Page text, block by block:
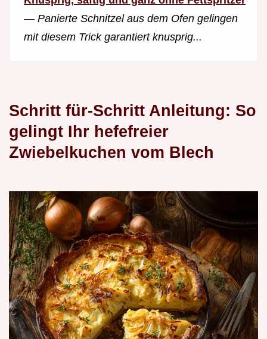
— Panierte Schnitzel aus dem Ofen gelingen
mit diesem Trick garantiert knusprig...
Schritt für-Schritt Anleitung: So
gelingt Ihr hefefreier
Zwiebelkuchen vom Blech